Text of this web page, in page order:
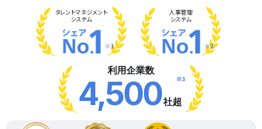
タレントマネジメント
システム
※1
人事管理
システム
※2
利用企業数
4,500社超
※3